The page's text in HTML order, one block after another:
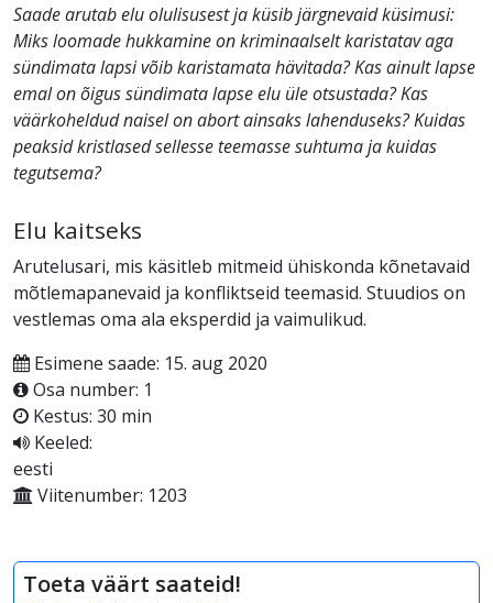
Saade arutab elu olulisusest ja küsib järgnevaid küsimusi:
Miks loomade hukkamine on kriminaalselt karistatav aga
sündimata lapsi võib karistamata hävitada? Kas ainult lapse
emal on õigus sündimata lapse elu üle otsustada? Kas
väärkoheldud naisel on abort ainsaks lahenduseks? Kuidas
peaksid kristlased sellesse teemasse suhtuma ja kuidas
tegutsema?
Elu kaitseks
Arutelusari, mis käsitleb mitmeid ühiskonda kõnetavaid
mõtlemapanevaid ja konfliktseid teemasid. Stuudios on
vestlemas oma ala eksperdid ja vaimulikud.
Esimene saade: 15. aug 2020
Osa number: 1
Kestus: 30 min
Keeled:
eesti
Viitenumber: 1203
Toeta väärt saateid!